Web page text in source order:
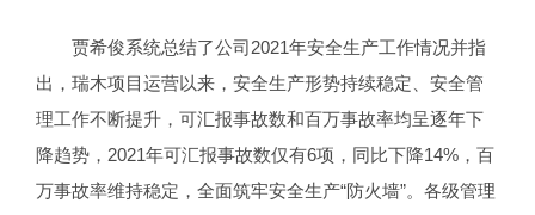
贾希俊系统总结了公司2021年安全生产工作情况并指
出，瑞木项目运营以来，安全生产形势持续稳定、安全管
理工作不断提升，可汇报事故数和百万事故率均呈逐年下
降趋势，2021年可汇报事故数仅有6项，同比下降14%，百
万事故率维持稳定，全面筑牢安全生产“防火墙”。各级管理